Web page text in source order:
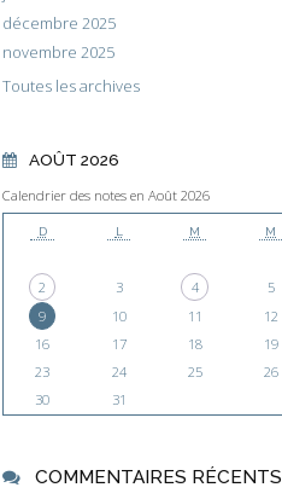
décembre 2025
novembre 2025
Toutes les archives
AOÛT 2026
Calendrier des notes en Août 2026
D L M M
2
3 4 5
9
10 11 12
16
17 18 19
23
24 25 26
30
31
COMMENTAIRES RÉCENTS